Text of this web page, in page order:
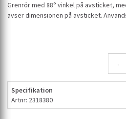
Grenrör med 88° vinkel på avsticket,
avser dimensionen på avsticket.
-
Specifikation
Artnr: 2318380